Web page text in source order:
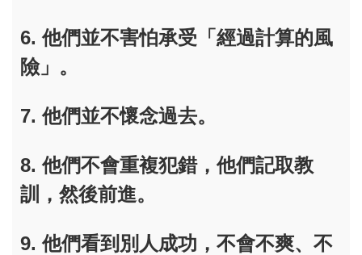
6. 他們並不害怕承受「經過計算的風
險」。
7. 他們並不懷念過去。
8. 他們不會重複犯錯，他們記取教
訓，然後前進。
9. 他們看到別人成功，不會不爽、不